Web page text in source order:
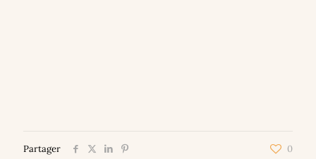
Partager 0